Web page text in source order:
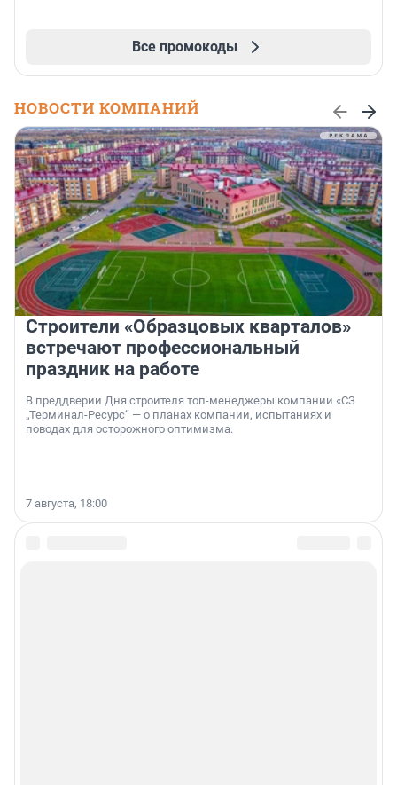
Все промокоды
НОВОСТИ КОМПАНИЙ
Строители «Образцовых кварталов»
встречают профессиональный
праздник на работе
В преддверии Дня строителя топ-менеджеры компании «СЗ
„Терминал-Ресурс“ — о планах компании, испытаниях и
поводах для осторожного оптимизма.
7 августа, 18:00